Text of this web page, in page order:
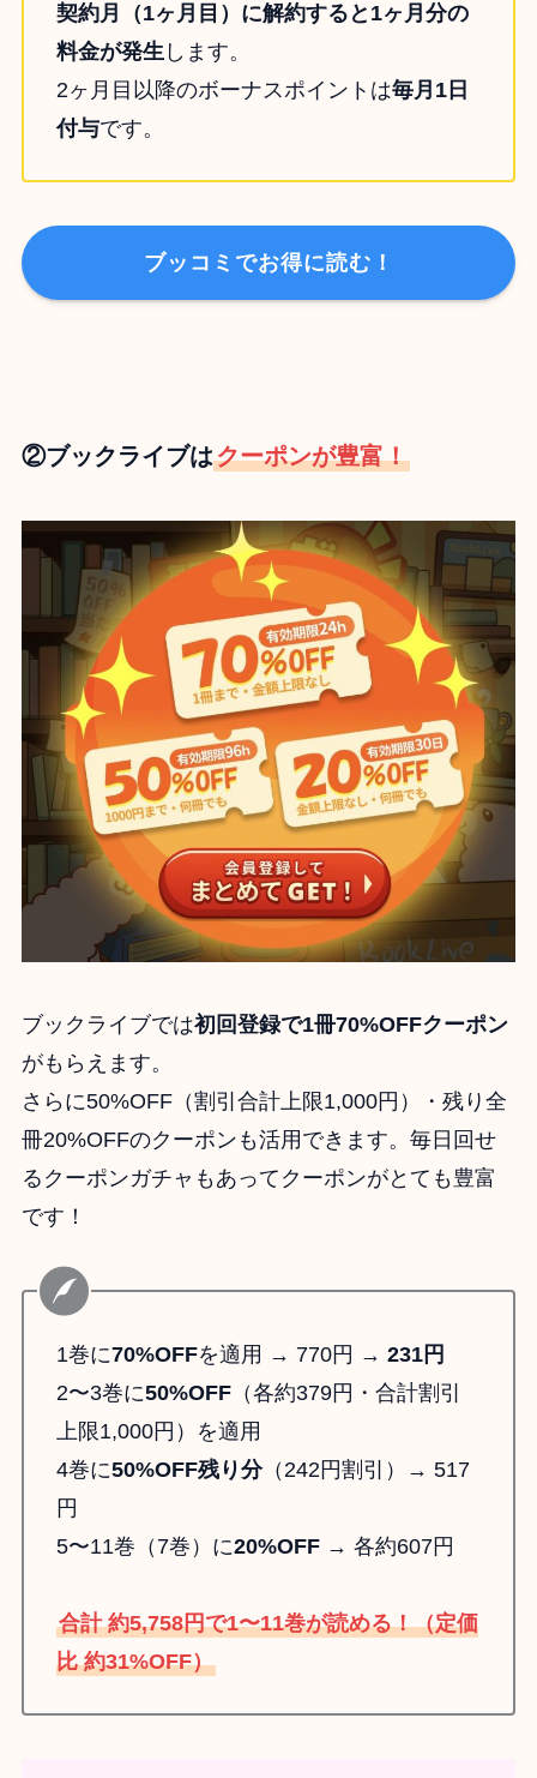
契約月（1ヶ月目）に解約すると1ヶ月分の
料金が発生します。
2ヶ月目以降のボーナスポイントは毎月1日
付与です。
ブッコミでお得に読む！
②ブックライブはクーポンが豊富！
ブックライブでは初回登録で1冊70%OFFクーポン
がもらえます。
さらに50%OFF（割引合計上限1,000円）・残り全
冊20%OFFのクーポンも活用できます。毎日回せ
るクーポンガチャもあってクーポンがとても豊富
です！
1巻に70%OFFを適用 → 770円 → 231円
2〜3巻に50%OFF（各約379円・合計割引
上限1,000円）を適用
4巻に50%OFF残り分（242円割引）→ 517
円
5〜11巻（7巻）に20%OFF→ 各約607円
合計 約5,758円で1〜11巻が読める！（定価
比 約31%OFF）